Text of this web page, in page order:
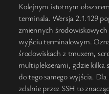
Kolejnym istotnym
terminala. Wersja 2.1.129
zmiennych
wyjściu terminalowym.
środowiskach z tmuxem,
multiplekserami, gdzie kilka
do tego samego wyjścia.
zdalnie przez SSH to